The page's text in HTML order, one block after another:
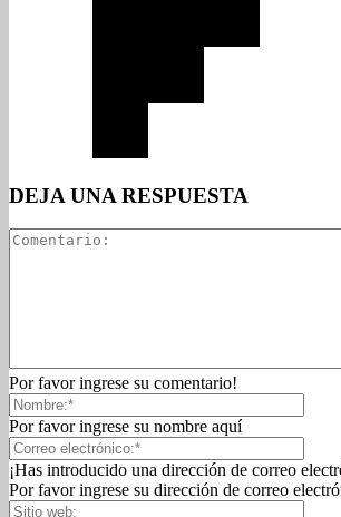
DEJA UNA RESPUESTA
Por favor ingrese su comentario!
Por favor ingrese su nombre aquí
¡Has introducido una dirección de correo
Por favor ingrese su dirección de correo